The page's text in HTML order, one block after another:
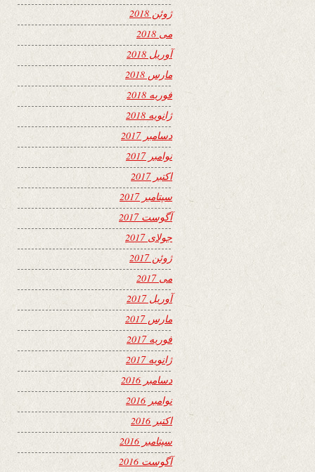
ژوئن 2018
می 2018
آوریل 2018
مارس 2018
فوریه 2018
ژانویه 2018
دسامبر 2017
نوامبر 2017
اکتبر 2017
سپتامبر 2017
آگوست 2017
جولای 2017
ژوئن 2017
می 2017
آوریل 2017
مارس 2017
فوریه 2017
ژانویه 2017
دسامبر 2016
نوامبر 2016
اکتبر 2016
سپتامبر 2016
آگوست 2016